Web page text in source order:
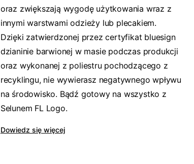
oraz zwiększają wygodę użytkowania wraz z
innymi warstwami odzieży lub plecakiem.
Dzięki zatwierdzonej przez certyfikat bluesign
dzianinie barwionej w masie podczas produkcji
oraz wykonanej z poliestru pochodzącego z
recyklingu, nie wywierasz negatywnego wpływu
na środowisko. Bądź gotowy na wszystko z
Selunem FL Logo.
Dowiedz się więcej